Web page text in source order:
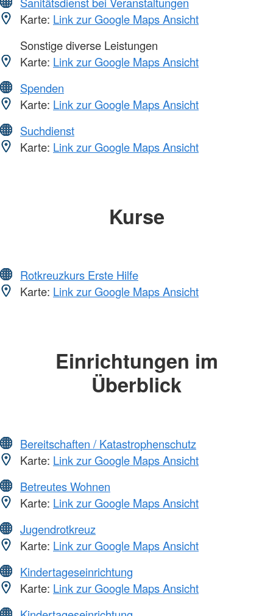
Karte: Link zur Google Maps Ansicht
Sonstige diverse Leistungen
Karte: Link zur Google Maps Ansicht
Spenden
Karte: Link zur Google Maps Ansicht
Suchdienst
Karte: Link zur Google Maps Ansicht
Kurse
Rotkreuzkurs Erste Hilfe
Karte: Link zur Google Maps Ansicht
Einrichtungen im
Überblick
Bereitschaften / Katastrophenschutz
Karte: Link zur Google Maps Ansicht
Betreutes Wohnen
Karte: Link zur Google Maps Ansicht
Jugendrotkreuz
Karte: Link zur Google Maps Ansicht
Kindertageseinrichtung
Karte: Link zur Google Maps Ansicht